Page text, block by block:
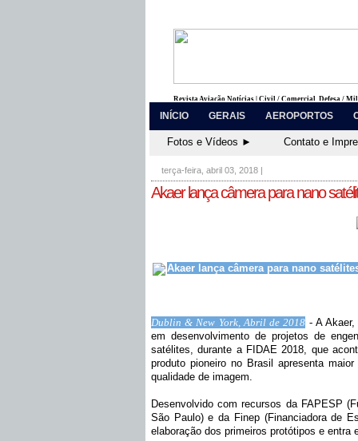
Revista Aviação Notícias | Civil / Comercial, Defesa /
INÍCIO GERAIS AEROPORTOS
Fotos e Vídeos ► Contato e
terça-feira, abril 03, 2018 |
Akaer lança câmera para nano
Akaer lança câmera para nano
Dublin & New York, Abril de 2018 - A
em desenvolvimento de projetos de
satélites, durante a FIDAE 2018, que
produto pioneiro no Brasil apresenta
qualidade de imagem.
Desenvolvido com recursos da FAPESP
São Paulo) e da Finep (Financiadora de
elaboração dos primeiros protótipos e entra